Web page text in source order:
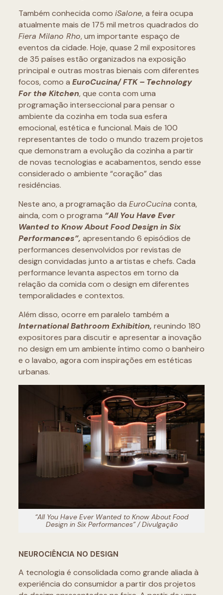
Também conhecida como iSalone, a feira ocupa
atualmente mais de 175 mil metros quadrados do
Fiera Milano Rho, um importante espaço de
eventos da cidade. Hoje, quase 2 mil expositores
de 35 países estão organizados na exposição
principal e outras mostras bienais com diferentes
focos, como a EuroCucina/ FTK – Technology
For the Kitchen, que conta com uma
programação interseccional para pensar o
ambiente da cozinha em toda sua esfera
emocional, estética e funcional. Mais de 100
representantes de todo o mundo trazem projetos
que demonstram a evolução da cozinha a partir
de novas tecnologias e acabamentos, sendo esse
considerado o ambiente “coração” das
residências.
Neste ano, a programação da EuroCucina conta,
ainda, com o programa “All You Have Ever
Wanted to Know About Food Design in Six
Performances”, apresentando 6 episódios de
performances desenvolvidos por revistas de
design convidadas junto a artistas e chefs. Cada
performance levanta aspectos em torno da
relação da comida com o design em diferentes
temporalidades e contextos.
Além disso, ocorre em paralelo também a
International Bathroom Exhibition, reunindo 180
expositores para discutir e apresentar a inovação
no design em um ambiente íntimo como o banheiro
e o lavabo, agora com inspirações em estéticas
urbanas.
“All You Have Ever Wanted to Know About Food
Design in Six Performances”/ Divulgação
NEUROCIÊNCIA NO DESIGN
A tecnologia é consolidada como grande aliada à
experiência do consumidor a partir dos projetos